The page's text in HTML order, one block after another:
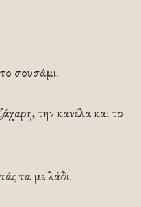
σουσάμι.
την κανέλα και το
τα με λάδι.